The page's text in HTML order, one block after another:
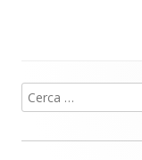
Barra
laterale
Ricerca
per: